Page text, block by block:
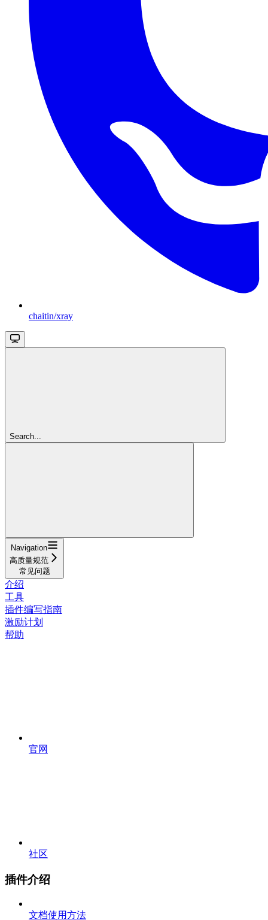
chaitin/xray
Search...
Navigation
高质量规范
常见问题
介绍
工具
插件编写指南
激励计划
帮助
官网
社区
插件介绍
文档使用方法